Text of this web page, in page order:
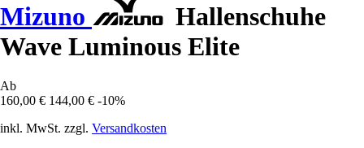
Mizuno
Hallenschuhe
Wave Luminous Elite
Ab
160,00 € 144,00 € -10%
inkl. MwSt. zzgl. Versandkosten